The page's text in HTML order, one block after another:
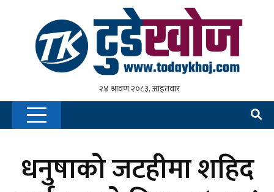
धनुषाको जटहीमा शहिद